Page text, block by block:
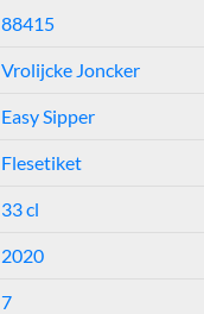
88415
Vrolijcke Joncker
Easy Sipper
Flesetiket
33 cl
2020
7